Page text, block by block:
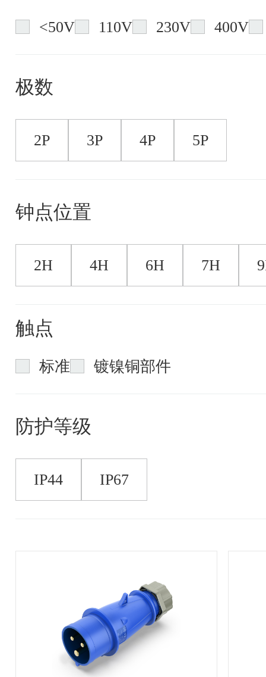
<50V 110V 230V 400V
极数
2P 3P 4P 5P
钟点位置
2H 4H 6H 7H
触点
标准 镀镍铜部件
防护等级
IP44 IP67